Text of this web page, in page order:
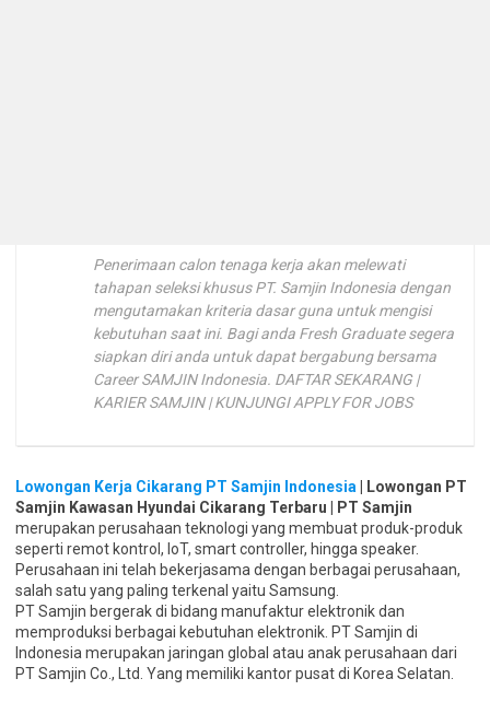
Penerimaan calon tenaga kerja akan melewati
tahapan seleksi khusus PT. Samjin Indonesia dengan
mengutamakan kriteria dasar guna untuk mengisi
kebutuhan saat ini. Bagi anda Fresh Graduate segera
siapkan diri anda untuk dapat bergabung bersama
Career SAMJIN Indonesia. DAFTAR SEKARANG |
KARIER SAMJIN | KUNJUNGI APPLY FOR JOBS
Lowongan Kerja Cikarang PT Samjin Indonesia | Lowongan PT
Samjin Kawasan Hyundai Cikarang Terbaru | PT Samjin
merupakan perusahaan teknologi yang membuat produk-produk
seperti remot kontrol, IoT, smart controller, hingga speaker.
Perusahaan ini telah bekerjasama dengan berbagai perusahaan,
salah satu yang paling terkenal yaitu Samsung.
PT Samjin bergerak di bidang manufaktur elektronik dan
memproduksi berbagai kebutuhan elektronik. PT Samjin di
Indonesia merupakan jaringan global atau anak perusahaan dari
PT Samjin Co., Ltd. Yang memiliki kantor pusat di Korea Selatan.